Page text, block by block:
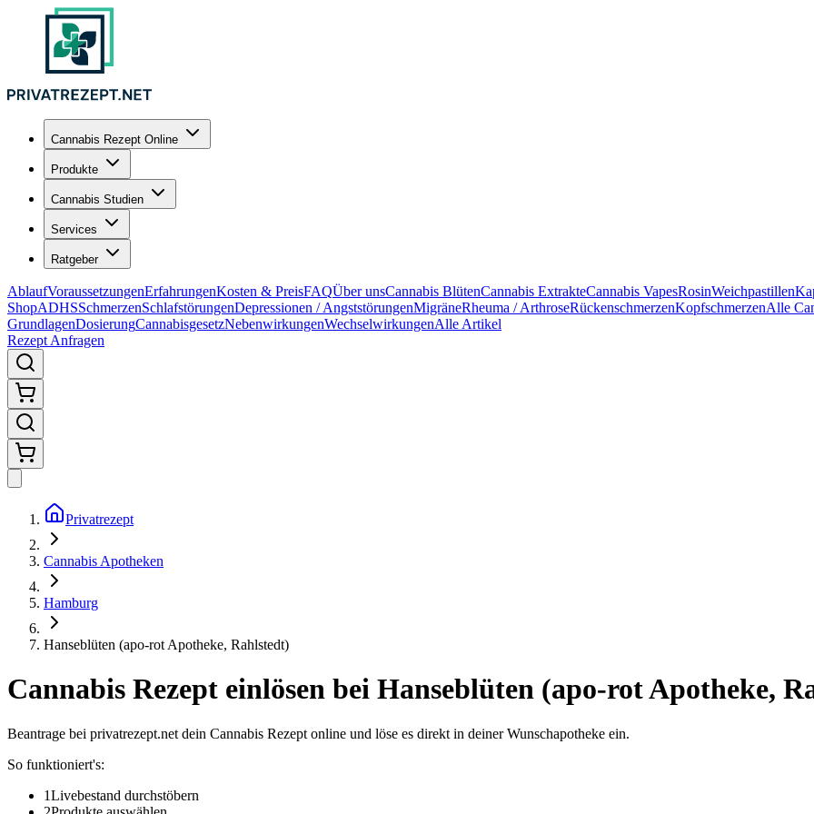
Cannabis Rezept Online
Produkte
Cannabis Studien
Services
Ratgeber
AblaufVoraussetzungenErfahrungenKosten & PreisFAQÜber unsCannabis BlütenCannabis ExtrakteCannabis VapesRosinWeichpastillen
ShopADHSSchmerzenSchlafstörungenDepressionen / AngststörungenMigräneRheuma / ArthroseRückenschmerzenKopfschmerzenAlle
GrundlagenDosierungCannabisgesetzNebenwirkungenWechselwirkungenAlle Artikel
Rezept Anfragen
Privatrezept
Cannabis Apotheken
Hamburg
Hanseblüten (apo-rot Apotheke, Rahlstedt)
Cannabis Rezept einlösen bei Hanseblüten (apo-rot Apotheke,
Beantrage bei privatrezept.net dein Cannabis Rezept online und löse es direkt in deiner Wunschapotheke ein.
So funktioniert's:
1Livebestand durchstöbern